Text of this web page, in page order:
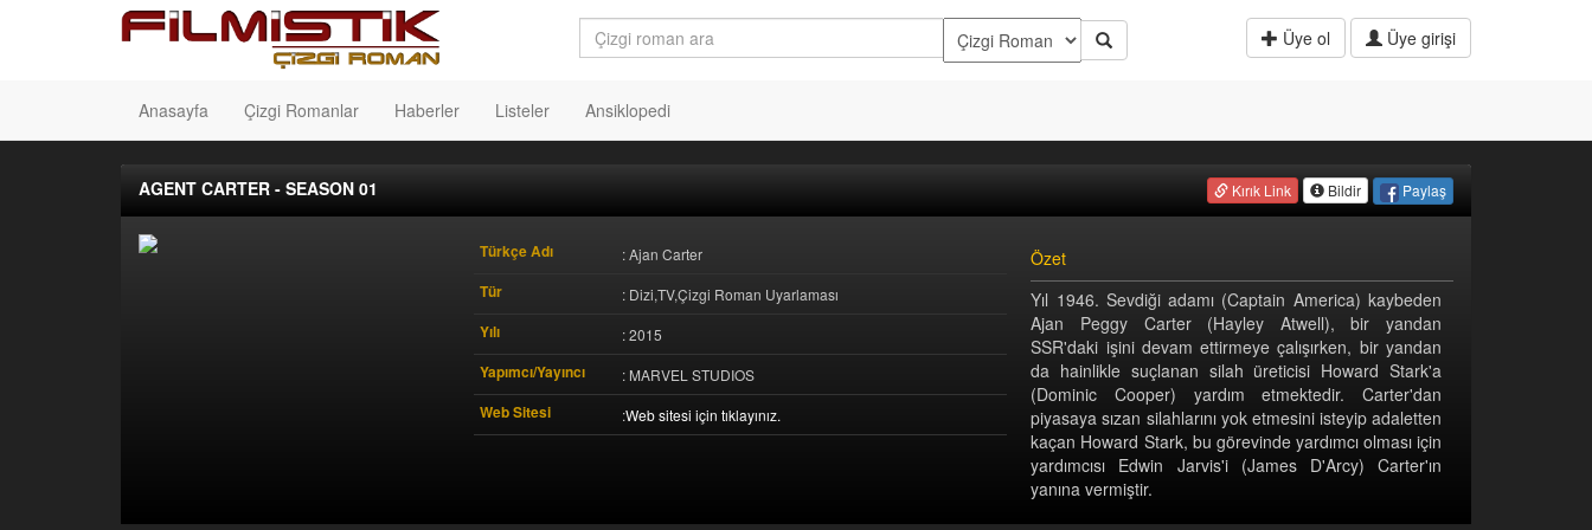
Üye ol Üye girişi
Anasayfa Çizgi Romanlar Haberler Listeler Ansiklopedi
AGENT CARTER - SEASON 01 Kırık Link Bildir Paylaş
Türkçe Adı : Ajan Carter
Tür : Dizi,TV,Çizgi Roman Uyarlaması
Yılı : 2015
Yapımcı/Yayıncı : MARVEL STUDIOS
Web Sitesi :Web sitesi için tıklayınız.
Özet
Yıl 1946. Sevdiği adamı (Captain America) kaybeden
Ajan Peggy Carter (Hayley Atwell), bir yandan
SSR'daki işini devam ettirmeye çalışırken, bir yandan
da hainlikle suçlanan silah üreticisi Howard Stark'a
(Dominic Cooper) yardım etmektedir. Carter'dan
piyasaya sızan silahlarını yok etmesini isteyip adaletten
kaçan Howard Stark, bu görevinde yardımcı olması için
yardımcısı Edwin Jarvis'i (James D'Arcy) Carter'ın
yanına vermiştir.